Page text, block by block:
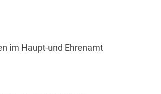
im Haupt-und Ehrenamt